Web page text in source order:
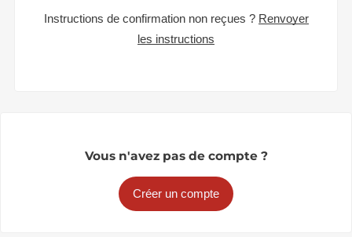
Instructions de confirmation non reçues ? Renvoyer
les instructions
Vous n'avez pas de compte ?
Créer un compte